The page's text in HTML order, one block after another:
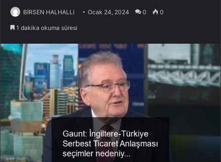
BİRSEN HALHALLI Ocak 24, 2024 0 0
1 dakika okuma süresi